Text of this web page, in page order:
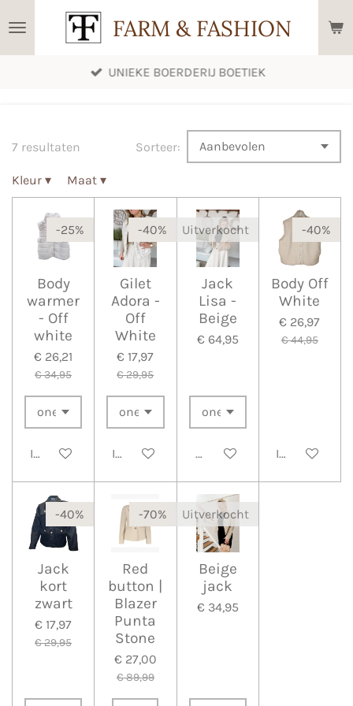
FARM & FASHION
UNIEKE BOERDERIJ BOETIEK
7 resultaten Sorteer:
Kleur ▾ Maat ▾
-25%
Body
warmer
- Off
white
€ 26,21
€ 34,95
In winkelwagen
-40%
Gilet
Adora -
Off
White
€ 17,97
€ 29,95
In winkelwagen
Uitverkocht
Jack
Lisa -
Beige
€ 64,95
Houd mij op de hoogte
-40%
Body Off
White
€ 26,97
€ 44,95
In
-40%
Jack
kort
zwart
€ 17,97
€ 29,95
-70%
Red
button |
Blazer
Punta
Stone
€ 27,00
€ 89,99
Uitverkocht
Beige
jack
€ 34,95